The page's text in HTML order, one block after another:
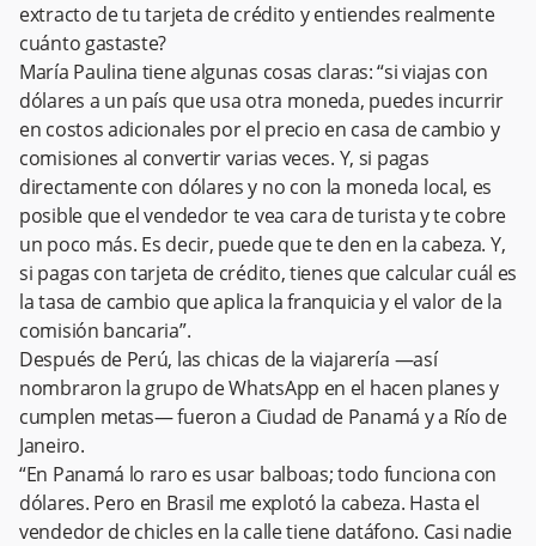
extracto de tu tarjeta de crédito y entiendes realmente
cuánto gastaste?
María Paulina tiene algunas cosas claras: “si viajas con
dólares a un país que usa otra moneda, puedes incurrir
en costos adicionales por el precio en casa de cambio y
comisiones al convertir varias veces. Y, si pagas
directamente con dólares y no con la moneda local, es
posible que el vendedor te vea cara de turista y te cobre
un poco más. Es decir, puede que te den en la cabeza. Y,
si pagas con tarjeta de crédito, tienes que calcular cuál es
la tasa de cambio que aplica la franquicia y el valor de la
comisión bancaria”.
Después de Perú, las chicas de la viajarería —así
nombraron la grupo de WhatsApp en el hacen planes y
cumplen metas— fueron a Ciudad de Panamá y a Río de
Janeiro.
“En Panamá lo raro es usar balboas; todo funciona con
dólares. Pero en Brasil me explotó la cabeza. Hasta el
vendedor de chicles en la calle tiene datáfono. Casi nadie